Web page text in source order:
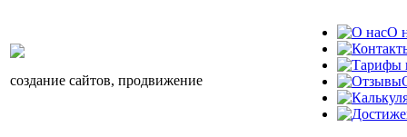
создание сайтов, продвижение
О